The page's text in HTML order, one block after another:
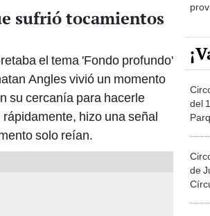
sufrió tocamientos
el tema 'Fondo profundo'
Angles vivió un momento
su cercanía para hacerle
hizo una señal
solo reían.
del
de